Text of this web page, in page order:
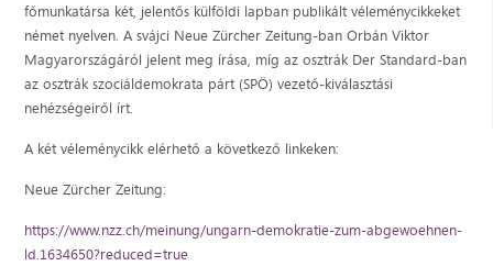
főmunkatársa két, jelentős külföldi lapban publikált véleménycikkeket
német nyelven. A svájci Neue Zürcher Zeitung-ban Orbán Viktor
Magyarországáról jelent meg írása, míg az osztrák Der Standard-ban
az osztrák szociáldemokrata párt (SPÖ) vezető-kiválasztási
nehézségeiről írt.
A két véleménycikk elérhető a következő linkeken:
Neue Zürcher Zeitung:
https://www.nzz.ch/meinung/ungarn-demokratie-zum-abgewoehnen-
ld.1634650?reduced=true